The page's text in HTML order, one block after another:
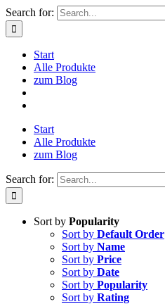
Search for:
Start
Alle Produkte
zum Blog
Start
Alle Produkte
zum Blog
Search for:
Sort by Popularity
Sort by Default Order
Sort by Name
Sort by Price
Sort by Date
Sort by Popularity
Sort by Rating